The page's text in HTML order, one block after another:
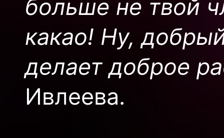
больше не твой
какао! Ну,
делает доброе
Ивлеева.